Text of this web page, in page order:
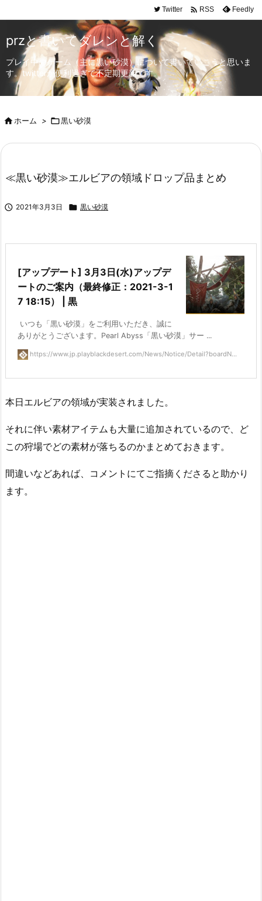
Twitter  RSS Feedly
przと書いてダレンと解く
プレイ中のゲーム（主に黒い砂漠）について書いていこうと思いま
す。twitterが便利過ぎて不定期更新です。
ホーム > 黒い砂漠
≪黒い砂漠≫エルビアの領域ドロップ品まとめ
 2021年3月3日  黒い砂漠
[アップデート] 3月3日(水)アップデ
ートのご案内（最終修正：2021-3-1
7 18:15） | 黒
いつも「黒い砂漠」をご利用いただき、誠に
ありがとうございます。Pearl Abyss「黒い砂漠」サー ...
https://www.jp.playblackdesert.com/News/Notice/Detail?boardN...
本日エルビアの領域が実装されました。
それに伴い素材アイテムも大量に追加されているので、ど
この狩場でどの素材が落ちるのかまとめておきます。
間違いなどあれば、コメントにてご指摘くださると助かり
ます。